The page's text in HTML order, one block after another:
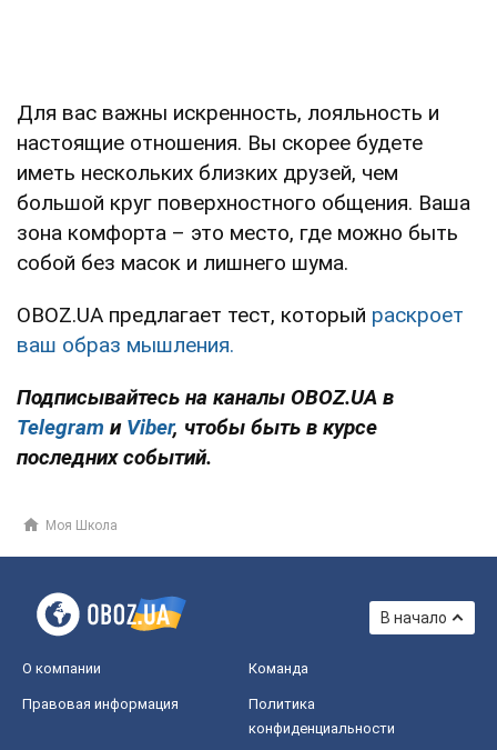
Для вас важны искренность, лояльность и
настоящие отношения. Вы скорее будете
иметь нескольких близких друзей, чем
большой круг поверхностного общения. Ваша
зона комфорта – это место, где можно быть
собой без масок и лишнего шума.
OBOZ.UA предлагает тест, который раскроет
ваш образ мышления.
Подписывайтесь на каналы OBOZ.UA в
Telegram и Viber, чтобы быть в курсе
последних событий.
Моя Школа
В начало
О компании Команда
Правовая информация
Политика
конфиденциальности